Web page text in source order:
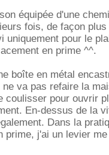
équipée d'une
fois, de façon
uniquement pour le
en prime ^^.
boîte en métal
va pas refaire la
pour ouvrir
En-dessus de la
Dans la
prime, j'ai un levier